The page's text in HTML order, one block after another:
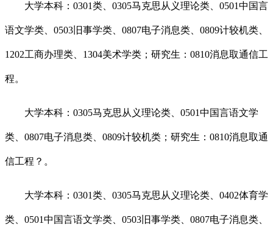
大学本科：0301类、0305马克思从义理论类、0501中国言
语文学类、0503旧事学类、0807电子消息类、0809计较机类、
1202工商办理类、1304美术学类；研究生：0810消息取通信工
程。
大学本科：0305马克思从义理论类、0501中国言语文学
类、0807电子消息类、0809计较机类；研究生：0810消息取通
信工程？。
大学本科：0301类、0305马克思从义理论类、0402体育学
类、0501中国言语文学类、0503旧事学类、0807电子消息类、